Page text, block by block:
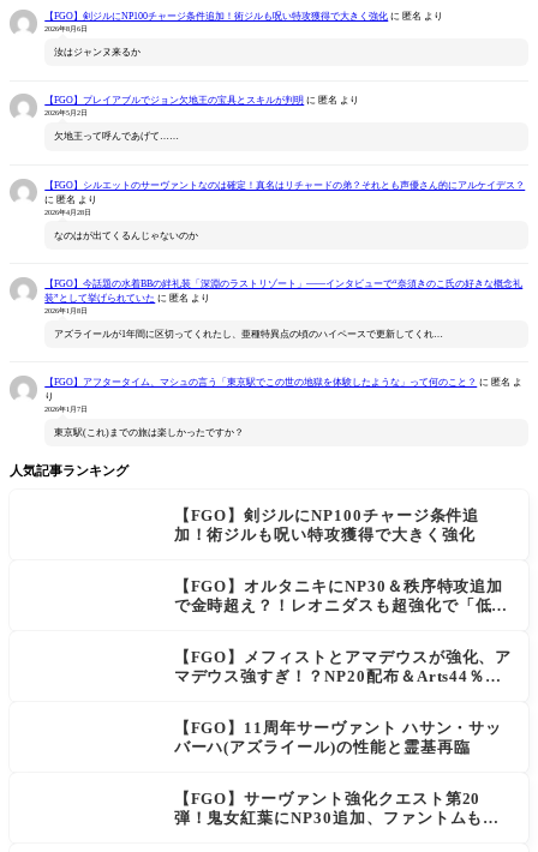
【FGO】剣ジルにNP100チャージ条件追加！術ジルも呪い特攻獲得で大きく強化 に 匿名 より
2026年8月6日
汝はジャンヌ来るか
【FGO】プレイアブルでジョン欠地王の宝具とスキルが判明 に 匿名 より
2026年5月2日
欠地王って呼んであげて……
【FGO】シルエットのサーヴァントなのは確定！真名はリチャードの弟？それとも声優さん的にアルケイデス？
に匿名 より
2026年4月28日
なのはが出てくるんじゃないのか
【FGO】今話題の水着BBの絆礼装「深淵のラストリゾート」――インタビューで“奈須きのこ氏の好きな概念礼
装”として挙げられていた に 匿名 より
2026年1月8日
アズライールが1年間に区切ってくれたし、亜種特異点の頃のハイペースで更新してくれ…
【FGO】アフタータイム、マシュの言う「東京駅でこの世の地獄を体験したような」って何のこと？ に 匿名 よ
り
2026年1月7日
東京駅(これ)までの旅は楽しかったですか？
人気記事ランキング
【FGO】剣ジルにNP100チャージ条件追
加！術ジルも呪い特攻獲得で大きく強化
【FGO】オルタニキにNP30＆秩序特攻追加
で金時超え？！レオニダスも超強化で「低レ
【FGO】メフィストとアマデウスが強化、ア
マデウス強すぎ！？NP20配布＆Arts44％強
【FGO】11周年サーヴァント ハサン・サッ
バーハ(アズライール)の性能と霊基再臨
【FGO】サーヴァント強化クエスト第20
弾！鬼女紅葉にNP30追加、ファントムも大